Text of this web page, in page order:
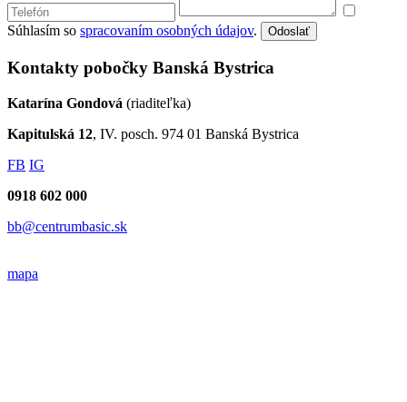
Súhlasím so spracovaním osobných údajov. Odoslať
Kontakty pobočky Banská Bystrica
Katarína Gondová (riaditeľka)
Kapitulská 12, IV. posch. 974 01 Banská Bystrica
FB IG
0918 602 000
bb@centrumbasic.sk
mapa